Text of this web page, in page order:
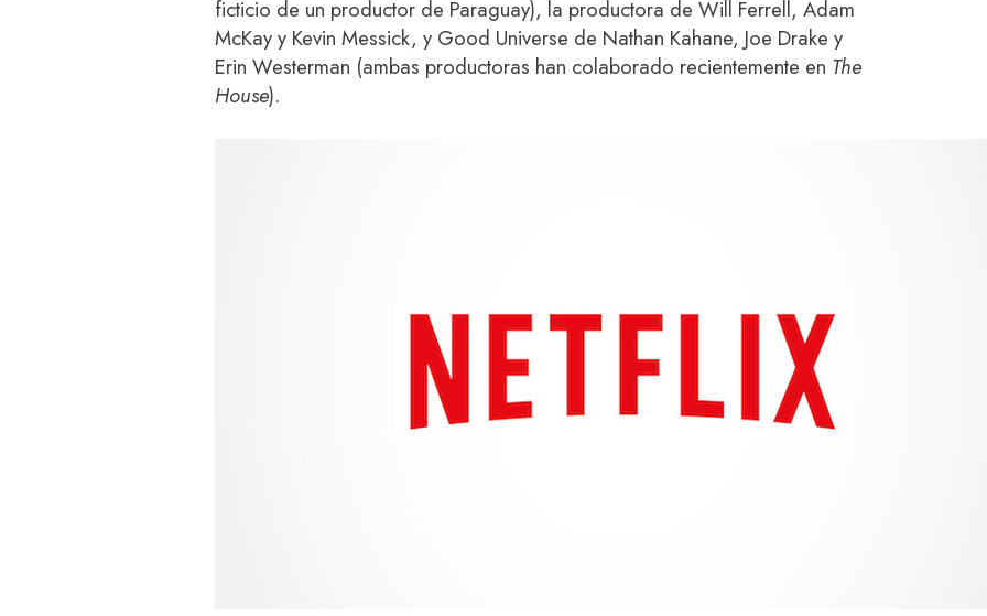
ficticio de un productor de Paraguay), la productora de Will Ferrell, Adam
McKay y Kevin Messick, y Good Universe de Nathan Kahane, Joe Drake y
Erin Westerman (ambas productoras han colaborado recientemente en The
House).